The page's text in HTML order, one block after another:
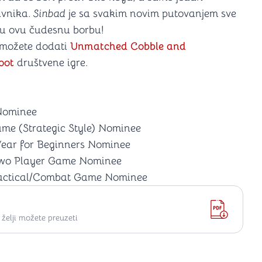
Sinbad je sa svakim novim putovanjem sve
ovu čudesnu borbu!
dodati Unmatched Cobble and
društvene igre.
(Strategic Style) Nominee
for Beginners Nominee
Player Game Nominee
Combat Game Nominee
možete preuzeti